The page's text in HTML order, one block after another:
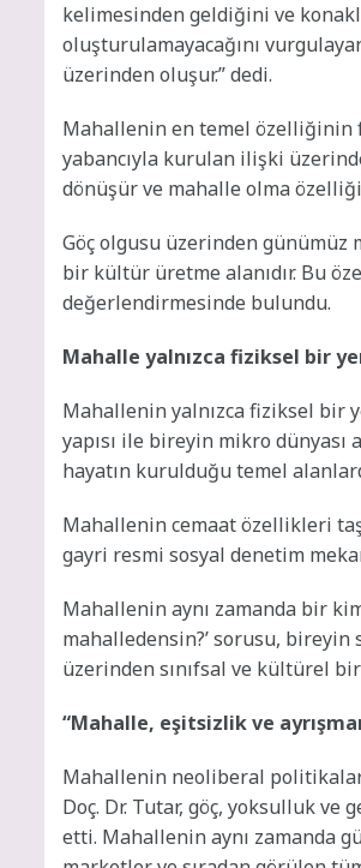
kelimesinden geldiğini ve
oluşturulamayacağını
üzerinden oluşur.” dedi.
Mahallenin en temel özelliğinin
yabancıyla kurulan ilişki
dönüşür ve mahalle olma
Göç olgusu üzerinden günümüz
bir kültür üretme alanıdır. Bu
değerlendirmesinde bulundu.
Mahalle yalnızca fiziksel bir
Mahallenin yalnızca fiziksel bir
yapısı ile bireyin mikro
hayatın kurulduğu temel
Mahallenin cemaat özellikleri
gayri resmi sosyal denetim
Mahallenin aynı zamanda bir
mahalledensin?’ sorusu,
üzerinden sınıfsal ve kültürel bir
“Mahalle, eşitsizlik ve
Mahallenin neoliberal
Doç. Dr. Tutar, göç, yoksulluk
etti. Mahallenin aynı zamanda